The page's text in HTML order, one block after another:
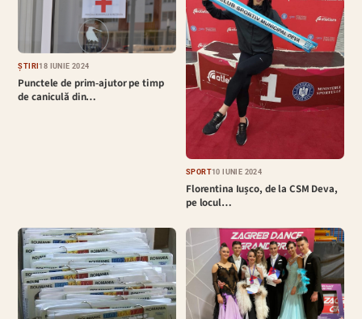
ȘTIRI18 IUNIE 2024
Punctele de prim-ajutor pe timp
de caniculă din…
SPORT10 IUNIE 2024
Florentina Iușco, de la CSM Deva,
pe locul…